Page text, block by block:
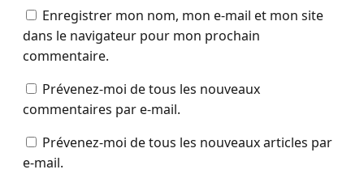
Enregistrer mon nom, mon e-mail et mon site
dans le navigateur pour mon prochain
commentaire.
Prévenez-moi de tous les nouveaux
commentaires par e-mail.
Prévenez-moi de tous les nouveaux articles par
e-mail.